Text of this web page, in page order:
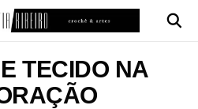
TECIDO NA